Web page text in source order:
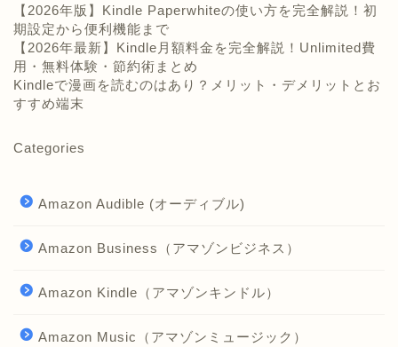
【2026年版】Kindle Paperwhiteの使い方を完全解説！初
期設定から便利機能まで
【2026年最新】Kindle月額料金を完全解説！Unlimited費
用・無料体験・節約術まとめ
Kindleで漫画を読むのはあり？メリット・デメリットとお
すすめ端末
Categories
Amazon Audible (オーディブル)
Amazon Business（アマゾンビジネス）
Amazon Kindle（アマゾンキンドル）
Amazon Music（アマゾンミュージック）